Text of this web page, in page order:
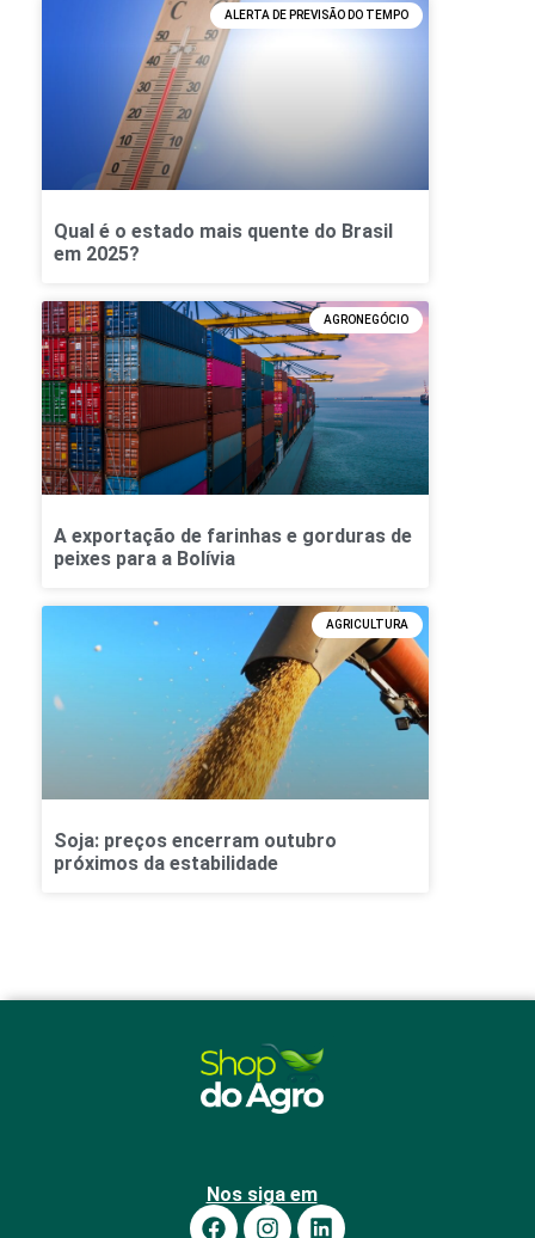
ALERTA DE PREVISÃO DO TEMPO
Qual é o estado mais quente do Brasil
em 2025?
AGRONEGÓCIO
A exportação de farinhas e gorduras de
peixes para a Bolívia
AGRICULTURA
Soja: preços encerram outubro
próximos da estabilidade
Nos siga em